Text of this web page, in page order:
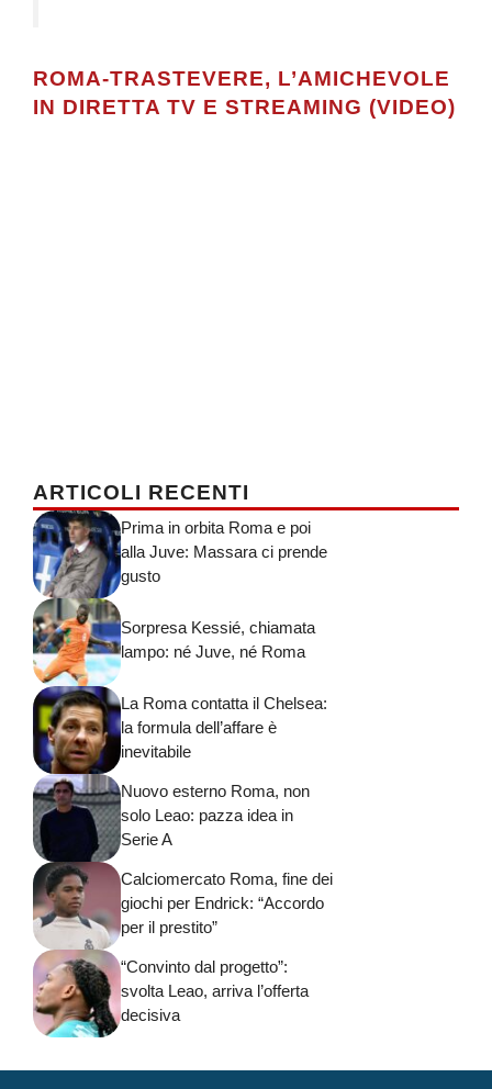
ROMA-TRASTEVERE, L’AMICHEVOLE
IN DIRETTA TV E STREAMING (VIDEO)
ARTICOLI RECENTI
Prima in orbita Roma e poi
alla Juve: Massara ci prende
gusto
Sorpresa Kessié, chiamata
lampo: né Juve, né Roma
La Roma contatta il Chelsea:
la formula dell’affare è
inevitabile
Nuovo esterno Roma, non
solo Leao: pazza idea in
Serie A
Calciomercato Roma, fine dei
giochi per Endrick: “Accordo
per il prestito”
“Convinto dal progetto”:
svolta Leao, arriva l’offerta
decisiva